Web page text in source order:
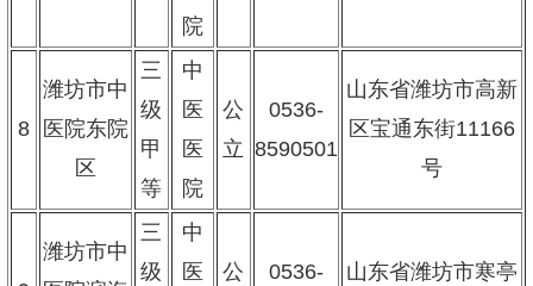
院
8
潍坊市中
医院东院
区
三
级
甲
等
中
医
医
院
公
立
0536-
8590501
山东省潍坊市高新
区宝通东街11166
号
潍坊市中
三
级
中
医
公
0536-
山东省潍坊市寒亭